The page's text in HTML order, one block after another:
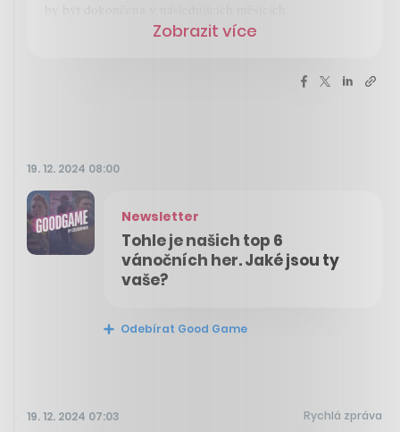
Zobrazit více
19. 12. 2024 08:00
Newsletter
Tohle je našich top 6
vánočních her. Jaké jsou ty
vaše?
Odebírat Good Game
19. 12. 2024 07:03 Rychlá zpráva